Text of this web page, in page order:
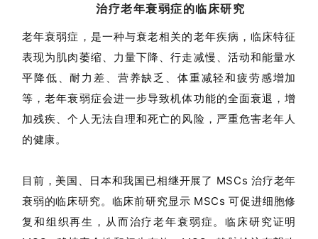
治疗老年衰弱症的临床研究
老年衰弱症，是一种与衰老相关的老年疾病，临床特征
表现为肌肉萎缩、力量下降、行走减慢、活动和能量水
平降低、耐力差、营养缺乏、体重减轻和疲劳感增加
等，老年衰弱症会进一步导致机体功能的全面衰退，增
加残疾、个人无法自理和死亡的风险，严重危害老年人
的健康。
目前，美国、日本和我国已相继开展了 MSCs 治疗老年
衰弱的临床研究。临床前研究显示 MSCs 可促进细胞修
复和组织再生，从而治疗老年衰弱症。临床研究证明